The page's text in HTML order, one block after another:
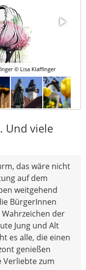
© Lisa Klaffinger
Und viele
das wäre nicht
auf dem
weitgehend
BürgerInnen
der
Jung und Alt
es alle, die einen
genießen
Verliebte zum